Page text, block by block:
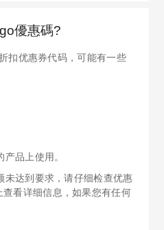
優惠碼?
扣优惠券代码，可能有一些
品上使用。
未达到要求，请仔细检查优惠
看详细信息，如果您有任何